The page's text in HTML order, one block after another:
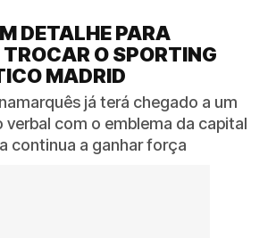
DETALHE PARA
O SPORTING
MADRID
já terá chegado a um
verbal com o emblema da capital
continua a ganhar força